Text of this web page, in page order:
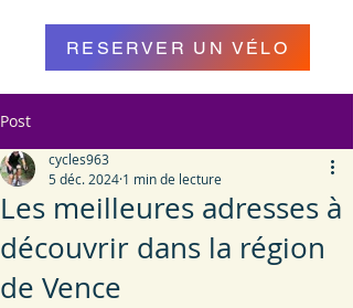
RESERVER UN VÉLO
Post
Les meilleures adresses à
découvrir dans la région
de Vence
cycles963
5 déc. 2024 1 min de lecture